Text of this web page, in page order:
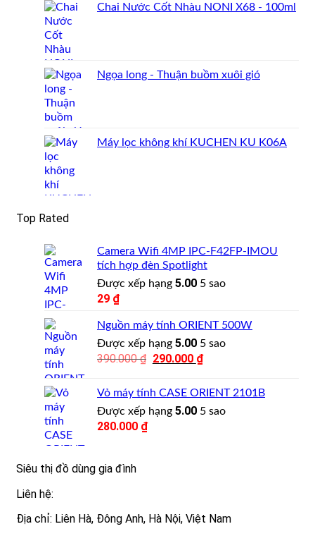
Chai Nước Cốt Nhàu NONI X68 - 100ml
Ngọa long - Thuận buồm xuôi gió
Máy lọc không khí KUCHEN KU K06A
Top Rated
Camera Wifi 4MP IPC-F42FP-IMOU
tích hợp đèn Spotlight
Được xếp hạng 5.00 5 sao
29 ₫
Nguồn máy tính ORIENT 500W
Được xếp hạng 5.00 5 sao
390.000₫
Giá
là:
290.000 ₫Giá
tại
290.000 ₫.
Vỏ máy tính CASE ORIENT 2101B
Được xếp hạng 5.00 5 sao
280.000 ₫
Siêu thị đồ dùng gia đình
Liên hệ:
Địa chỉ: Liên Hà, Đông Anh, Hà Nội, Việt Nam